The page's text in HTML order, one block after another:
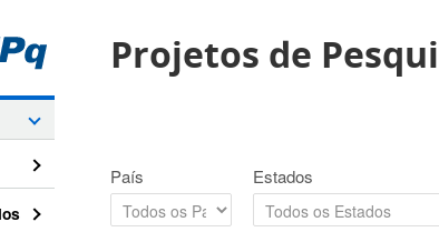
Projetos de
País Estados